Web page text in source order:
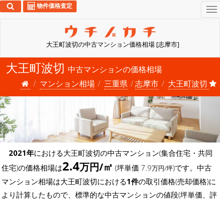
大王町波切の中古マンション価格相場 [志摩市]
物件価格査定
大王町波切 中古マンションの価格相場
マンション相場
三重県 志摩市 大王町波切
2021年における大王町波切の中古マンション(集合住宅・共同
住宅)の価格相場は2.4万円/㎡ (坪単価 7.9万円/坪)です。中古
マンション相場は大王町波切における1件の取引価格(売却価格)に
より計算したもので、標準的な中古マンションの値段(坪単価、評